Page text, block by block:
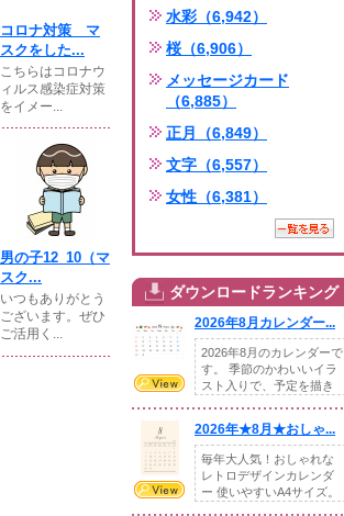
コロナ対策 マ
スクをした...
こちらはコロナウ
ィルス感染症対策
をイメー...
男の子12_10（マ
スク...
いつもありがとう
ございます。ぜひ
ご活用く...
水彩（6,942）
桜（6,906）
メッセージカード
（6,885）
正月（6,849）
文字（6,557）
女性（6,381）
ダウンロードランキング
2026年8月カレンダー...
2026年8月のカレンダーで
す。 季節のかわいいイラ
スト入りで、予定を描き
2026年★8月★おしゃ...
毎年大人気！おしゃれな
レトロデザインカレンダ
ー 使いやすいA4サイズ。